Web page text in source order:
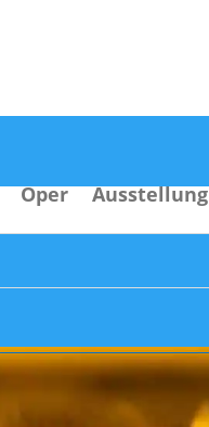
Oper Ausstellung